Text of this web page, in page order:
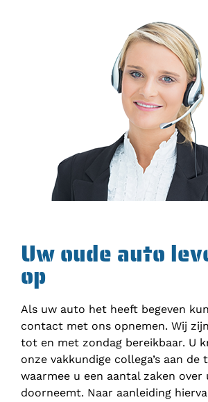
Uw oude auto
op
Als uw auto het heeft begeven
contact met ons opnemen. Wij
tot en met zondag bereikbaar. U
onze vakkundige collega’s aan de
waarmee u een aantal zaken
doorneemt. Naar aanleiding